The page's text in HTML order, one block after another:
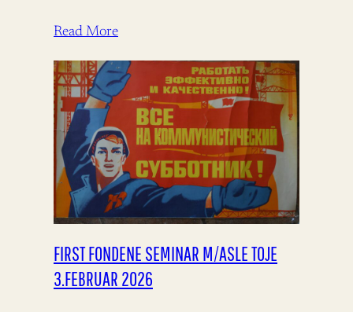
på…
Read More
FIRST FONDENE SEMINAR M/ASLE TOJE
3.FEBRUAR 2026